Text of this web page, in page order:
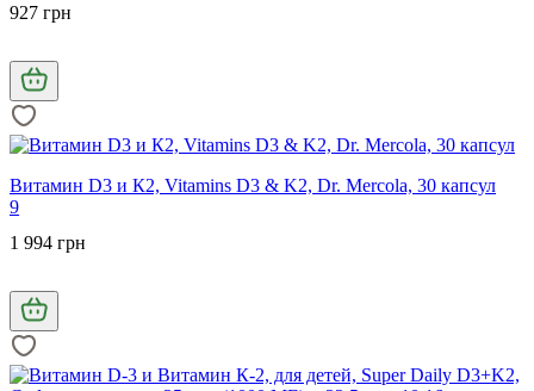
927 грн
Витамин D3 и К2, Vitamins D3 & K2, Dr. Mercola, 30 капсул
9
1 994 грн